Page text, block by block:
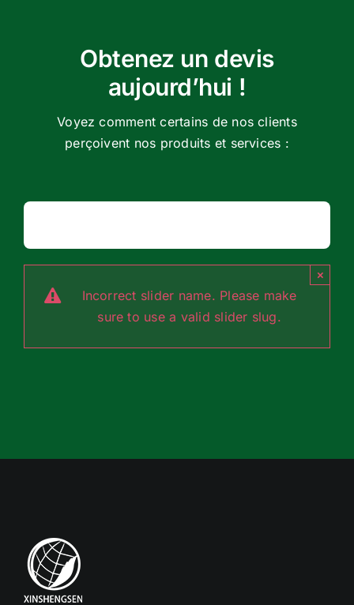
Obtenez un devis
aujourd’hui !
Voyez comment certains de nos clients
perçoivent nos produits et services :
Incorrect slider name. Please make
sure to use a valid slider slug.
×